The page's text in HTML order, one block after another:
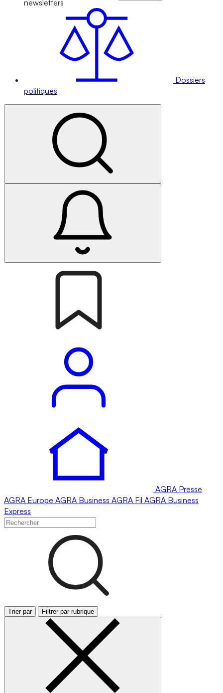
newsletters
Dossiers
politiques
AGRA Presse
AGRA Europe AGRA Business AGRA Fil AGRA Business
Express
Trier par Filtrer par rubrique